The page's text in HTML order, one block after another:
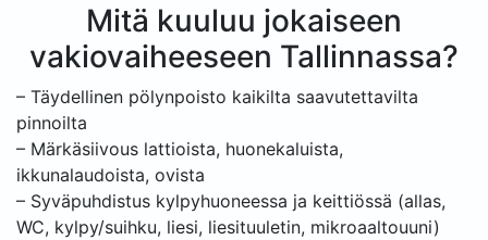
Mitä kuuluu jokaiseen
vakiovaiheeseen Tallinnassa?
– Täydellinen pölynpoisto kaikilta saavutettavilta
pinnoilta
– Märkäsiivous lattioista, huonekaluista,
ikkunalaudoista, ovista
– Syväpuhdistus kylpyhuoneessa ja keittiössä (allas,
WC, kylpy/suihku, liesi, liesituuletin, mikroaaltouuni)